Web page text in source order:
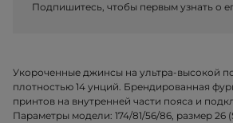
Подпишитесь, чтобы первым узнать о
Укороченные джинсы на ультра-высокой
плотностью 14 унций. Брендированная
принтов на внутренней части пояса и
Параметры модели: 174/81/56/86, размер 26